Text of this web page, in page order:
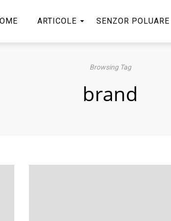
ARTICOLE SENZOR POLUARE
Browsing Tag
brand